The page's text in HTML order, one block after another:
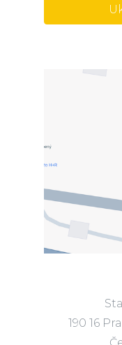
190 16